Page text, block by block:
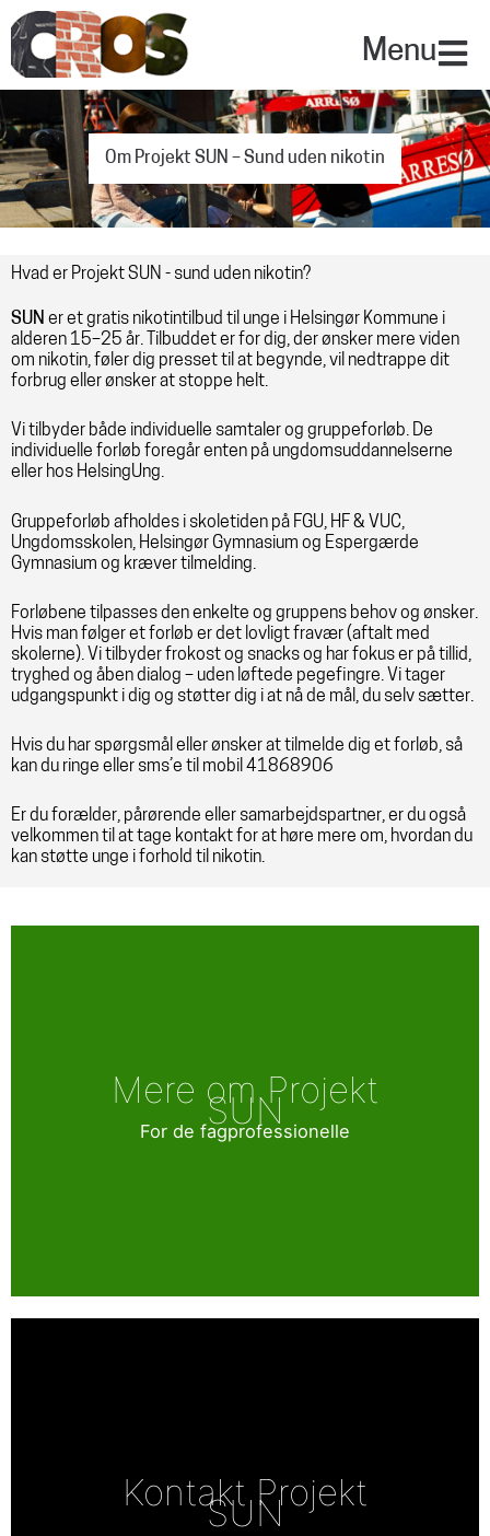
til
indholdet
Menu
Om Projekt SUN – Sund uden nikotin
Hvad er Projekt SUN - sund uden nikotin?
SUN er et gratis nikotintilbud til unge i Helsingør Kommune i
alderen 15–25 år. Tilbuddet er for dig, der ønsker mere viden
om nikotin, føler dig presset til at begynde, vil nedtrappe dit
forbrug eller ønsker at stoppe helt.
Vi tilbyder både individuelle samtaler og gruppeforløb. De
individuelle forløb foregår enten på ungdomsuddannelserne
eller hos HelsingUng.
Gruppeforløb afholdes i skoletiden på FGU, HF & VUC,
Ungdomsskolen, Helsingør Gymnasium og Espergærde
Gymnasium og kræver tilmelding.
Forløbene tilpasses den enkelte og gruppens behov og ønsker.
Hvis man følger et forløb er det lovligt fravær (aftalt med
skolerne). Vi tilbyder frokost og snacks og har fokus er på tillid,
tryghed og åben dialog – uden løftede pegefingre. Vi tager
udgangspunkt i dig og støtter dig i at nå de mål, du selv sætter.
Hvis du har spørgsmål eller ønsker at tilmelde dig et forløb, så
kan du ringe eller sms’e til mobil 41868906
Er du forælder, pårørende eller samarbejdspartner, er du også
velkommen til at tage kontakt for at høre mere om, hvordan du
kan støtte unge i forhold til nikotin.
Mere om Projekt
SUN
For de fagprofessionelle
Kontakt Projekt
SUN